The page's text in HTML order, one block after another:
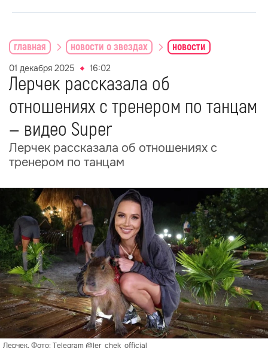
главная новости о звездах новости
01 декабря 2025 16:02
Лерчек рассказала об
отношениях с тренером по танцам
— видео Super
Лерчек рассказала об отношениях с
тренером по танцам
Лерчек. Фото: Telegram @ler_chek_official